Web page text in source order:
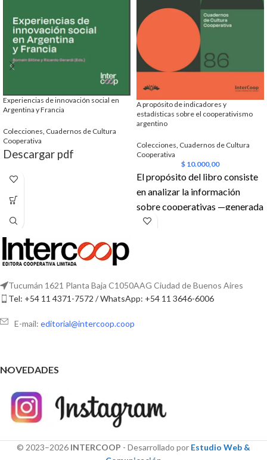
Experiencias de innovación social en
Argentina y Francia
Colecciones Cuadernos de Cultura
Cooperativa
Descargar pdf
A propósito de indicadores y
estadísticas sobre el cooperativismo
argentino
Colecciones, Cuadernos de Cultura
Cooperativa
$ 10.000,00
El propósito del libro consiste
en analizar la información
sobre cooperativas —generada
y publicada desde el origen del
utilidad y limitaciones. Se
brinda un panorama del
Tucumán 1621 Planta Baja C1050AAG Ciudad de Buenos Aires
Tel: +54 11 4371-7572 / WhatsApp: +54 11 3646-6006
E-mail: editorial@intercoop.coop
NOVEDADES
© 2023–2026 INTERCOOP - Desarrollado por Estudio Web &